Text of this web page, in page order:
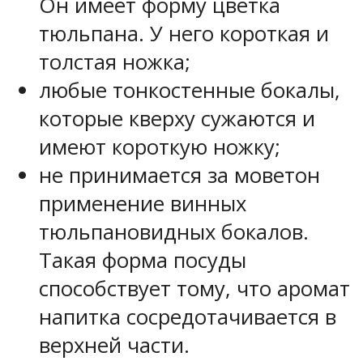
тюльпана. У него короткая и
толстая ножка;
любые тонкостенные бокалы,
которые кверху сужаются и
имеют короткую ножку;
не принимается за моветон
применение винных
тюльпановидных бокалов.
Такая форма посуды
способствует тому, что аромат
напитка сосредотачивается в
верхней части.